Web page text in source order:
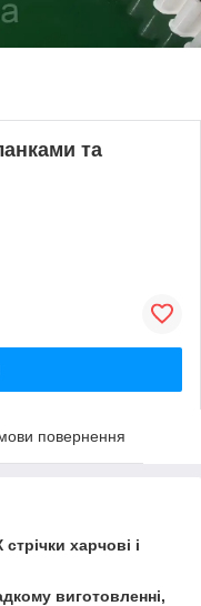
та
повернення
харчові і
виготовленні,